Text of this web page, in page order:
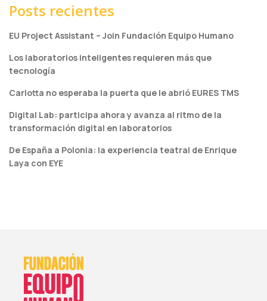
Posts recientes
EU Project Assistant – Join Fundación Equipo Humano
Los laboratorios inteligentes requieren más que
tecnología
Carlotta no esperaba la puerta que le abrió EURES TMS
Digital Lab: participa ahora y avanza al ritmo de la
transformación digital en laboratorios
De España a Polonia: la experiencia teatral de Enrique
Laya con EYE